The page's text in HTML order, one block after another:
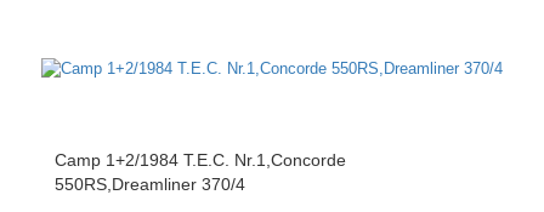
Camp 1+2/1984 T.E.C. Nr.1,Concorde
550RS,Dreamliner 370/4